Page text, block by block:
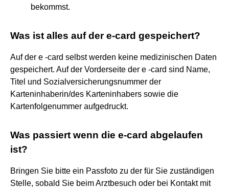
bekommst.
Was ist alles auf der e-card gespeichert?
Auf der e -card selbst werden keine medizinischen Daten
gespeichert. Auf der Vorderseite der e -card sind Name,
Titel und Sozialversicherungsnummer der
Karteninhaberin/des Karteninhabers sowie die
Kartenfolgenummer aufgedruckt.
Was passiert wenn die e-card abgelaufen
ist?
Bringen Sie bitte ein Passfoto zu der für Sie zuständigen
Stelle, sobald Sie beim Arztbesuch oder bei Kontakt mit